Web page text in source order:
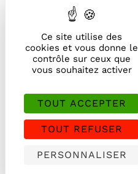
Ce site utilise des
cookies et vous donne le
contrôle sur ceux que
vous souhaitez activer
TOUT ACCEPTER
TOUT REFUSER
PERSONNALISER